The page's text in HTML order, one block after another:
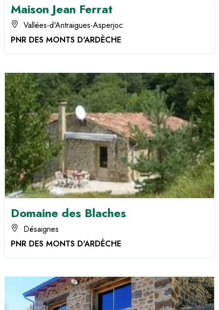
Maison Jean Ferrat
Vallées-d'Antraigues-Asperjoc
PNR DES MONTS D'ARDÈCHE
Domaine des Blaches
Désaignes
PNR DES MONTS D'ARDÈCHE